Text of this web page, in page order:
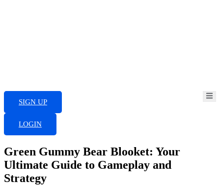
SIGN UP
LOGIN
Green Gummy Bear Blooket: Your
Ultimate Guide to Gameplay and
Strategy